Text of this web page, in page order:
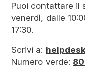
Puoi contattare il
venerdì, dalle
17:30.
Scrivi a:
Numero verde: